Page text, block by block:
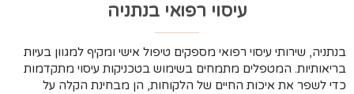
עיסוי רפואי בנתניה
בנתניה, שירותי עיסוי רפואי מספקים טיפול אישי ומקיף למגוון בעיות
בריאותיות. המטפלים מתמחים בשימוש בטכניקות עיסוי מתקדמות
כדי לשפר את איכות החיים של הלקוחות, הן מבחינת הקלה על